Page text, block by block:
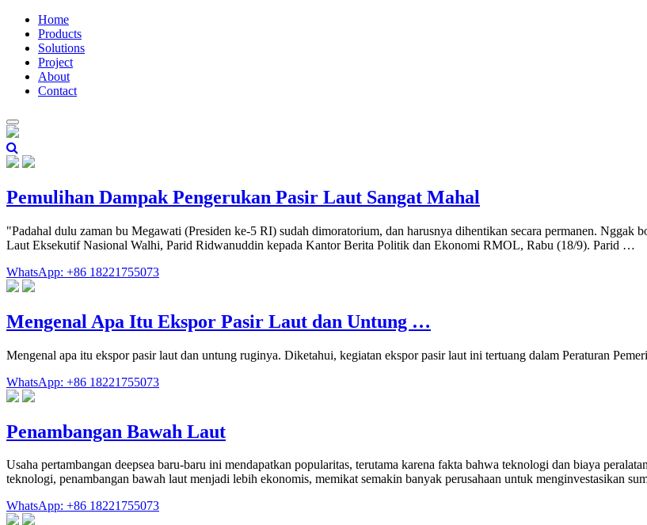
Home
Products
Solutions
Project
About
Contact
Pemulihan Dampak Pengerukan Pasir Laut Sangat Mahal
"Padahal dulu zaman bu Megawati (Presiden ke-5 RI) sudah dimoratorium, dan harusnya dihentikan secara permanen. Nggak
Laut Eksekutif Nasional Walhi, Parid Ridwanuddin kepada Kantor Berita Politik dan Ekonomi RMOL, Rabu (18/9). Parid …
WhatsApp: +86 18221755073
Mengenal Apa Itu Ekspor Pasir Laut dan Untung …
Mengenal apa itu ekspor pasir laut dan untung ruginya. Diketahui, kegiatan ekspor pasir laut ini tertuang dalam Peraturan
WhatsApp: +86 18221755073
Penambangan Bawah Laut
Usaha pertambangan deepsea baru-baru ini mendapatkan popularitas, terutama karena fakta bahwa teknologi dan biaya
teknologi, penambangan bawah laut menjadi lebih ekonomis, memikat semakin banyak perusahaan untuk menginvestasikan
WhatsApp: +86 18221755073